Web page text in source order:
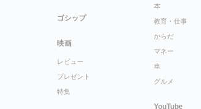
ゴシップ
映画
レビュー
プレゼント
特集
本
教育・仕事
からだ
マネー
車
グルメ
YouTube